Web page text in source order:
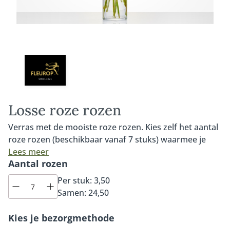
Losse roze rozen
Verras met de mooiste roze rozen. Kies zelf het aantal
roze rozen (beschikbaar vanaf 7 stuks) waarmee je
iemand wilt verrassen. Onze roze rozen zijn van de
allerhoogste kwaliteit, altijd dagvers en worden met
liefde en veel vakmanschap door de lokale Fleurop
bloemist samengesteld tot een prachtig boeket. De
roze rozen die worden gebruikt in dit boeket zijn de
Sweet Avalanche rozen. Deze roos heeft een zachtroze
Lees meer
Aantal rozen
Per stuk: 3,50
Samen: 24,50
Kies je bezorgmethode